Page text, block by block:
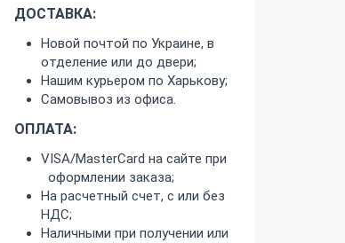
ДОСТАВКА:
Новой почтой по Украине, в
отделение или до двери;
Нашим курьером по Харькову;
Самовывоз из офиса.
ОПЛАТА:
VISA/MasterCard на сайте при
оформлении заказа;
На расчетный счет, с или без
НДС;
Наличными при получении или